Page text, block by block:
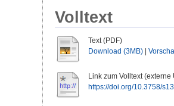
Volltext
Text (PDF)
Download (3MB)
Link zum Volltext (externe
https://doi.org/10.3758/